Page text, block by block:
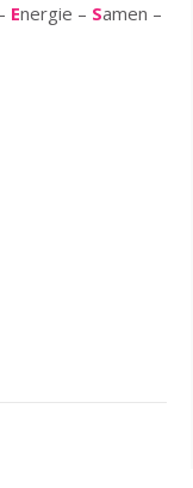
Energie – Samen –